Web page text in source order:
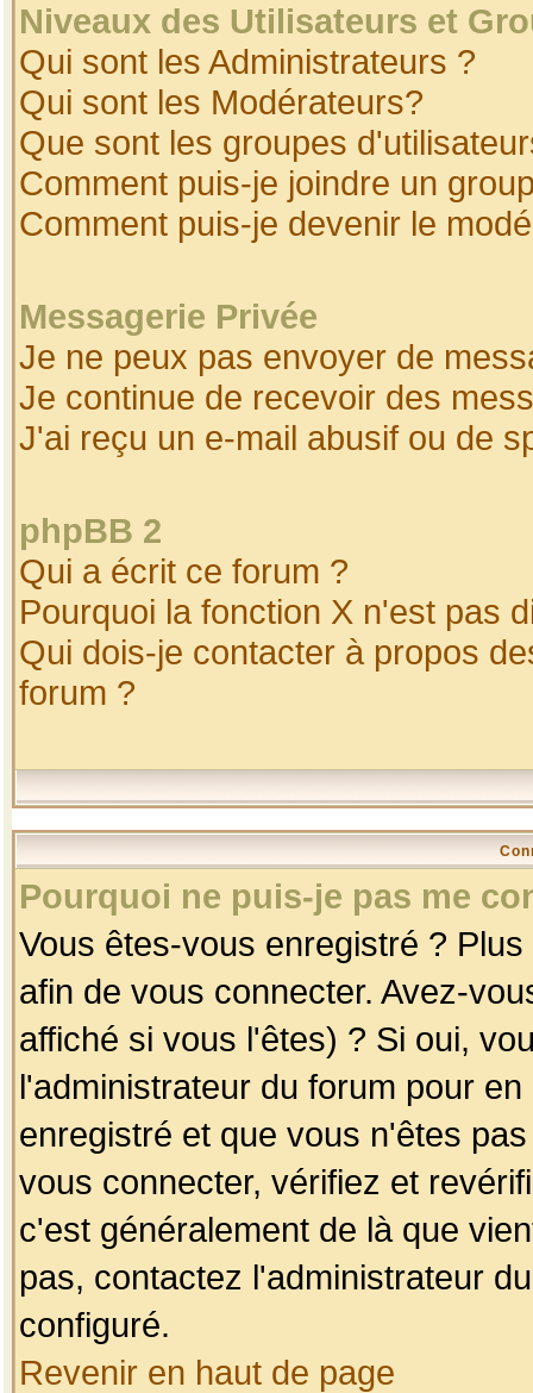
Niveaux des Utilisateurs et
Qui sont les Administrateurs ?
Qui sont les Modérateurs?
Que sont les groupes
Comment puis-je joindre un
Comment puis-je devenir le
Messagerie Privée
Je ne peux pas envoyer de
Je continue de recevoir des
J'ai reçu un e-mail abusif ou de
phpBB 2
Qui a écrit ce forum ?
Pourquoi la fonction X n'est pas
Qui dois-je contacter à propos
forum ?
Pourquoi ne puis-je pas me
Vous êtes-vous enregistré ?
afin de vous connecter. Avez-
affiché si vous l'êtes) ? Si oui,
l'administrateur du forum pour
enregistré et que vous n'êtes
vous connecter, vérifiez et
c'est généralement de là que
pas, contactez l'administrateur
configuré.
Revenir en haut de page